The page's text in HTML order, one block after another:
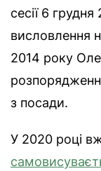
сесії 6
висловлення
2014 року
з посади.
У 2020 році